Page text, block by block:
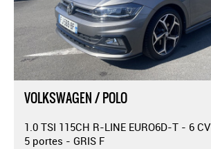
VOLKSWAGEN / POLO
1.0 TSI 115CH R-LINE EURO6D-T - 6 CV
5 portes - GRIS F